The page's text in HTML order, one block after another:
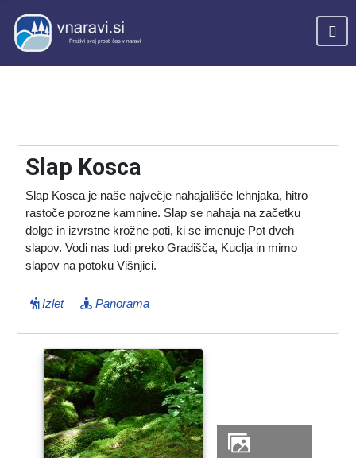
Slap Kosca
Slap Kosca je naše največje nahajališče lehnjaka, hitro
rastoče porozne kamnine. Slap se nahaja na začetku
dolge in izvrstne krožne poti, ki se imenuje Pot dveh
slapov. Vodi nas tudi preko Gradišča, Kuclja in mimo
slapov na potoku Višnjici.
Izlet Panorama